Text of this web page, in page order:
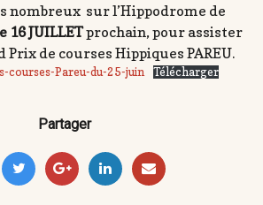
nombreux sur l’Hippodrome de
16 JUILLETprochain, pour assister
Prix de courses Hippiques PAREU.
courses-Pareu-du-25-juin Télécharger
Partager